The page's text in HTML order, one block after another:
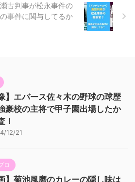
古判事が松永事件の
事件に関与してるか
】エバース佐々木の野球の球歴
豪校の主将で甲子園出場したか
！
12/21
ロ
】菊池風磨のカレーの隠し味は